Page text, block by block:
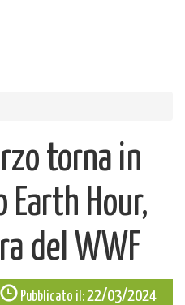
torna in
Hour,
del WWF
Pubblicato il:22/03/2024